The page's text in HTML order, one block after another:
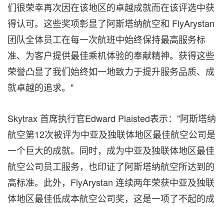
们很荣幸再次因在该地区的卓越成就而在该评选中获
得认可。这些奖项彰显了阿斯塔纳航空和 FlyArystan
团队全体员工在每一次航班中始终保持最高服务标
准、为客户提供最佳乘机体验的奉献精神。获得这些
荣誉凸显了我们始终如一地致力于提升服务品质、成
就卓越的追求。"
Skytrax 首席执行官Edward Plaisted表示："阿斯塔纳
航空第12次被评为中亚及独联体地区最佳航空公司是
一个巨大的成就。同时，成为中亚及独联体地区最佳
航空公司员工服务，也印证了阿斯塔纳航空所达到的
高标准。此外，FlyArystan 连续两年荣获中亚及独联
体地区最佳低成本航空公司奖，这是一项了不起的成